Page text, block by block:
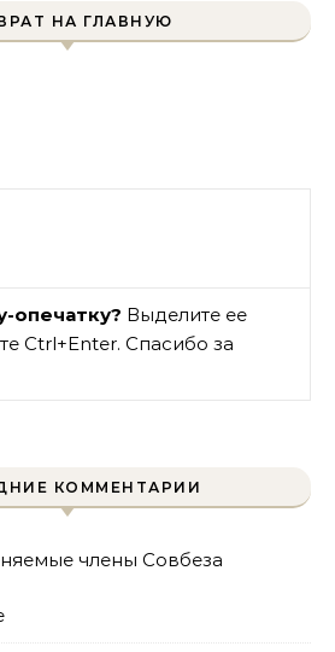
НА ГЛАВНУЮ
опечатку? Выделите ее
Ctrl+Enter. Спасибо за
КОММЕНТАРИИ
члены Совбеза